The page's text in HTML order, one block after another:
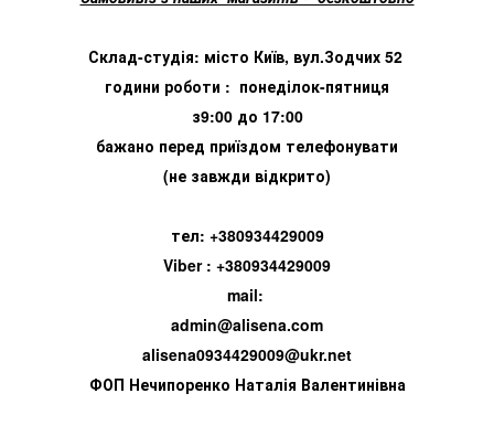
Склад-студія: місто Київ, вул.Зодчих 52
години роботи : понеділок-пятниця
з9:00 до 17:00
бажано перед приїздом телефонувати
(не завжди відкрито)
тел: +380934429009
Viber : +380934429009
mail:
admin@alisena.com
alisena0934429009@ukr.net
ФОП Нечипоренко Наталія Валентинівна